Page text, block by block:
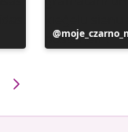
Ierakstu
publicējis